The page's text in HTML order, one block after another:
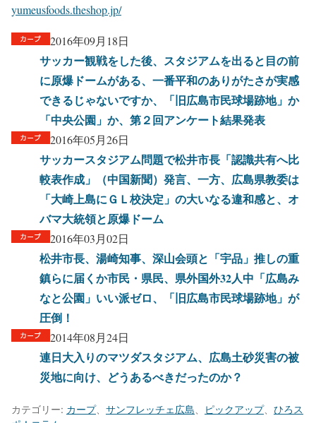
yumeusfoods.theshop.jp/
2016年09月18日
サッカー観戦をした後、スタジアムを出ると目の前
に原爆ドームがある、一番平和のありがたさが実感
できるじゃないですか、「旧広島市民球場跡地」か
「中央公園」か、第２回アンケート結果発表
2016年05月26日
サッカースタジアム問題で松井市長「認識共有へ比
較表作成」（中国新聞）発言、一方、広島県教委は
「大崎上島にＧＬ校決定」の大いなる違和感と、オ
バマ大統領と原爆ドーム
2016年03月02日
松井市長、湯崎知事、深山会頭と「宇品」推しの重
鎮らに届くか市民・県民、県外国外32人中「広島み
なと公園」いい派ゼロ、「旧広島市民球場跡地」が
圧倒！
2014年08月24日
連日大入りのマツダスタジアム、広島土砂災害の被
災地に向け、どうあるべきだったのか？
カテゴリー: カープ、 サンフレッチェ広島 ピックアップ、 ひろス